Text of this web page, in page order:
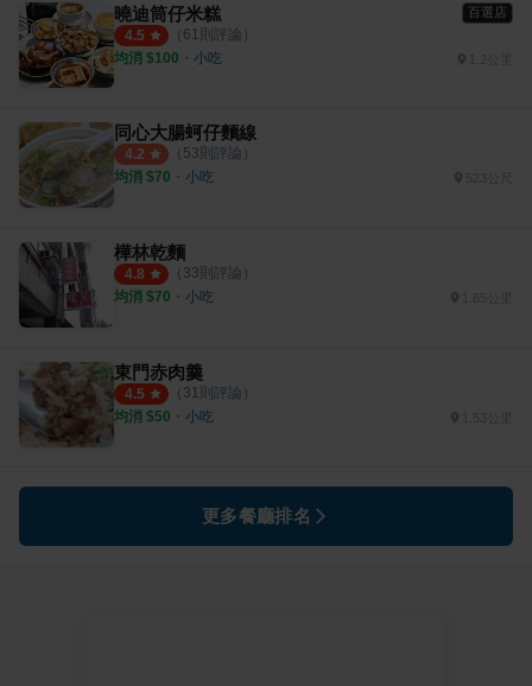
曉迪筒仔米糕 百選店
4.5 （ 61則評論）
均消 $100 ・ 小吃
同心大腸蚵仔麵線
4.2 （ 53則評論）
均消 $70 ・ 小吃 523公尺
樺林乾麵
4.8 （ 33則評論）
均消 $70 ・ 小吃 1.65公里
東門赤肉羹
4.5 （ 31則評論）
均消 $50 ・ 小吃 1.53公里
更多餐廳排名